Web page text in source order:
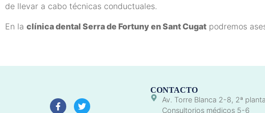
de llevar a cabo técnicas conductuales.
En la clínica dental Serra de Fortuny en Sant Cugat podremos
CONTACTO
Av. Torre Blanca 2-8, 2ª planta
Consultorios médicos 5-6